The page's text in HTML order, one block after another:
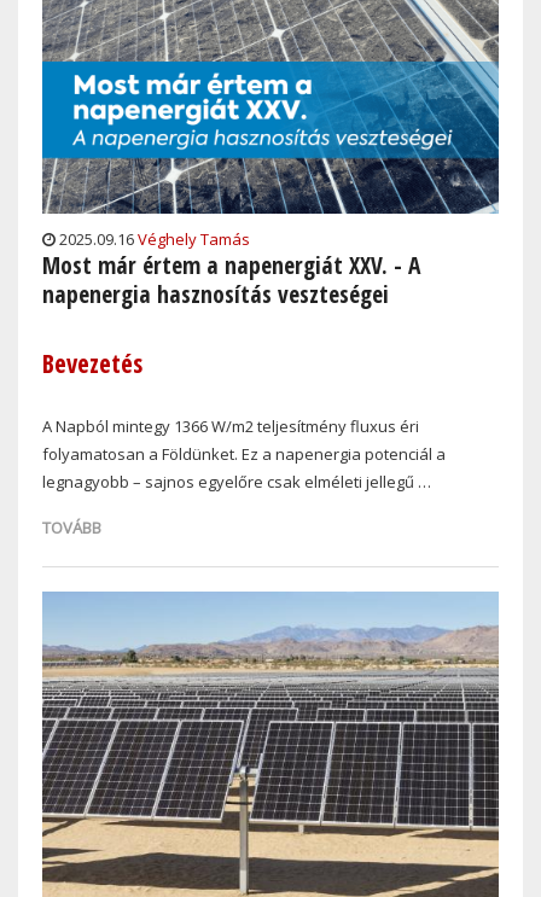
2025.09.16Véghely Tamás
Most már értem a napenergiát XXV. - A
napenergia hasznosítás veszteségei
Bevezetés
A Napból mintegy 1366 W/m2teljesítmény fluxus éri
folyamatosan a Földünket. Ez a napenergia potenciál a
legnagyobb – sajnos egyelőre csak elméleti jellegű …
TOVÁBB